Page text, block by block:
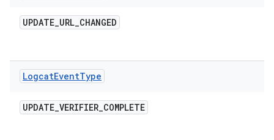
UPDATE_URL_CHANGED
LogcatEventType
UPDATE_VERIFIER_COMPLETE